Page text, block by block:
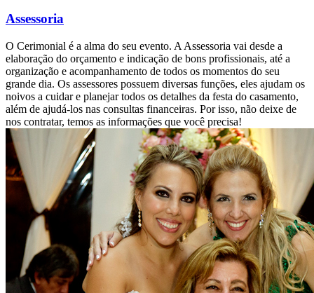
Assessoria
O Cerimonial é a alma do seu evento. A Assessoria vai desde a
elaboração do orçamento e indicação de bons profissionais, até a
organização e acompanhamento de todos os momentos do seu
grande dia. Os assessores possuem diversas funções, eles ajudam os
noivos a cuidar e planejar todos os detalhes da festa do casamento,
além de ajudá-los nas consultas financeiras. Por isso, não deixe de
nos contratar, temos as informações que você precisa!